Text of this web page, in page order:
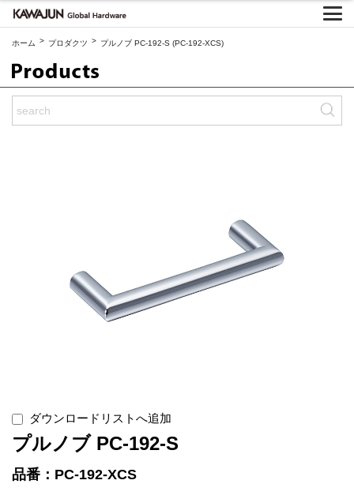
ホーム > プロダクツ > プルノブ PC-192-S (PC-192-XCS)
ダウンロードリストへ追加
プルノブ PC-192-S
品番：PC-192-XCS